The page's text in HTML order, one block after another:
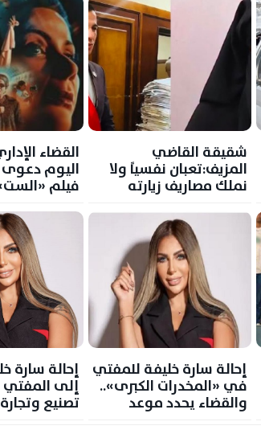
شقيقة القاضي
المزيف:تعبان نفسياً ولا
نملك مصاريف زيارته
القضاء
اليوم
فيلم
إحالة سارة خليفة للمفتي
في «المخدرات الكبرى»..
والقضاء يحدد موعد
إحالة سارة
إلى
تصنيع